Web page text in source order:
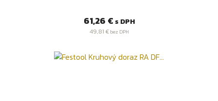
Cena
61,26 € s DPH
49,81 €bez DPH